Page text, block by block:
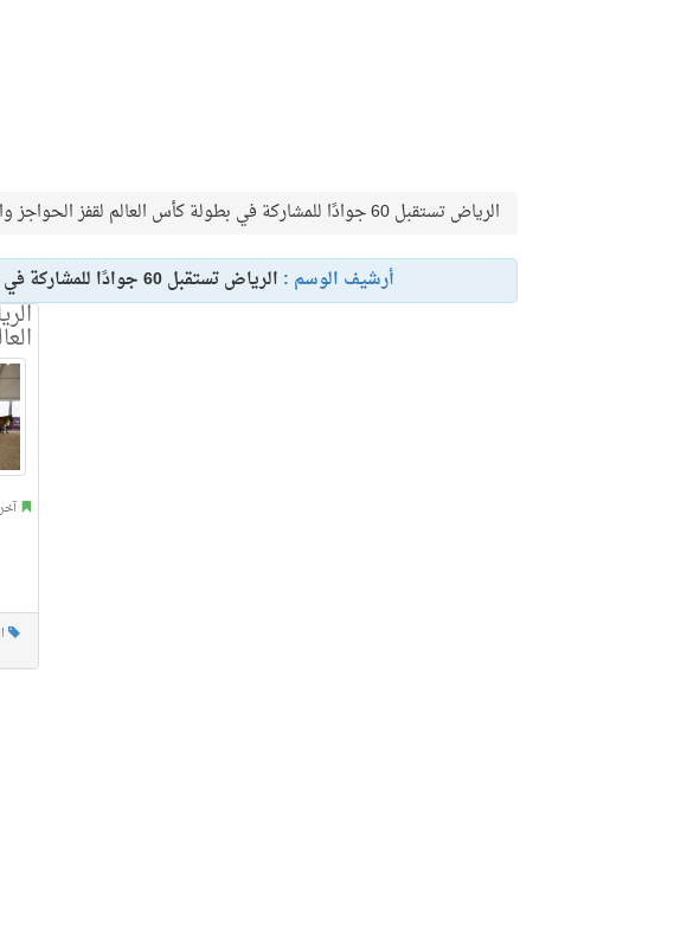
الرياض تستقبل 60 جوادًا للمشاركة في بطولة كأس العالم لقفز الحواجز والترويض
أرشيف الوسم : الرياض تستقبل 60 جوادًا للمشاركة في بطولة كأس العالم لقفز الحواجز والترويض